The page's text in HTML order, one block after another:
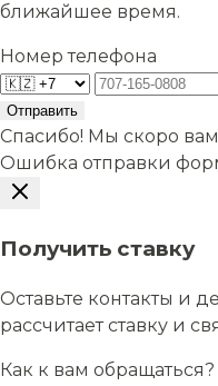
ближайшее время.
Номер телефона
Отправить
Спасибо! Мы скоро
Ошибка отправки
Получить ставку
Оставьте контакты и
рассчитает ставку и
Как к вам обращаться?